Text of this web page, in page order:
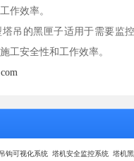
作效率。
吊的黑匣子适用于需要监
工安全性和工作效率。
钩可视化系统 塔机安全监控系统 塔机